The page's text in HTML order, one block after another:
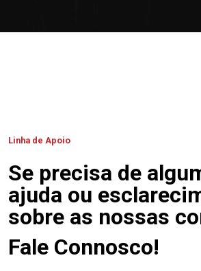
Linha de Apoio
Se precisa de
ajuda ou
sobre as nossas
Fale Connosco!